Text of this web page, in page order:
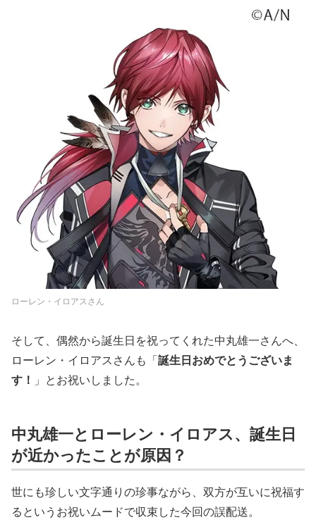
ローレン・イロアスさん
そして、偶然から誕生日を祝ってくれた中丸雄一さんへ、
ローレン・イロアスさんも「誕生日おめでとうございま
す！ 」とお祝いしました。
中丸雄一とローレン・イロアス、誕生日
が近かったことが原因？
世にも珍しい文字通りの珍事ながら、双方が互いに祝福す
るというお祝いムードで収束した今回の誤配送。